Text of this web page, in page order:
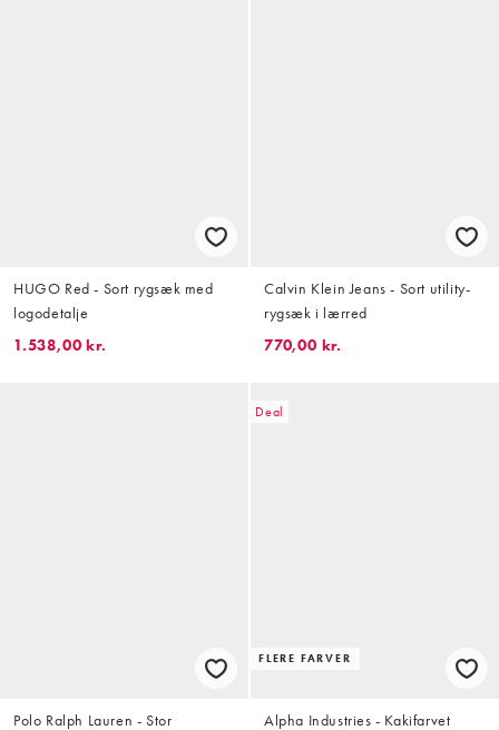
HUGO Red - Sort rygsæk med
logodetalje
1.538,00 kr.
Calvin Klein Jeans - Sort utility-
rygsæk i lærred
770,00 kr.
Polo Ralph Lauren - Stor
Deal
FLERE FARVER
Alpha Industries - Kakifarvet